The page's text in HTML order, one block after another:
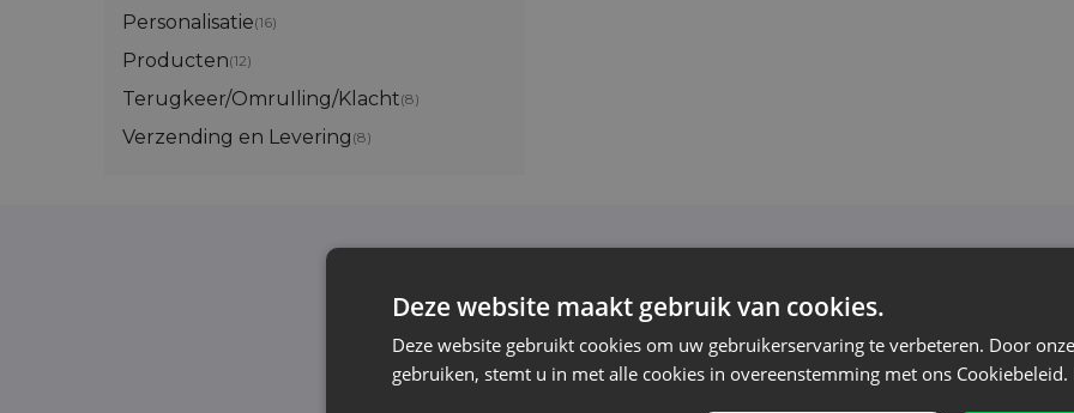
Personalisatie(16)
Producten(12)
Terugkeer/OmruIling/Klacht(8)
Verzending en Levering (8)
Schrijf je in voor de nieuwsbrief en blijf op de hoogte van het
aanbiedingen
Wij informeren en tonen nieuws - zonder onnodige spam. Blijf
Deze website maakt gebruik van cookies.
Deze website gebruikt cookies om uw gebruikerservaring te verbeteren. Door
gebruiken, stemt u in met alle cookies in overeenstemming met ons Cookiebeleid.